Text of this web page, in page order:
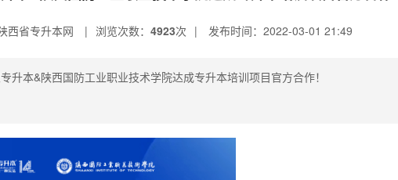
西省专升本网 | 浏览次数： 4923次 | 发布时间：2022-03-01 21:49
升本&陕西国防工业职业技术学院达成专升本培训项目官方合作！